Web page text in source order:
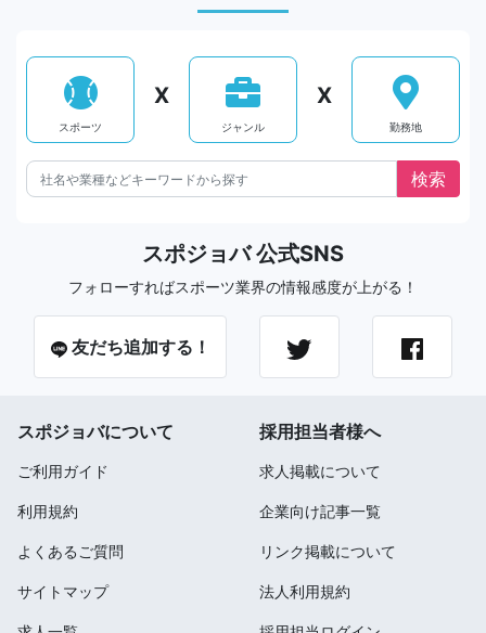
スポーツ
X
ジャンル
X
勤務地
スポジョバ 公式SNS
フォローすればスポーツ業界の情報感度が上がる！
友だち追加する！
スポジョバについて
ご利用ガイド
利用規約
よくあるご質問
サイトマップ
採用担当者様へ
求人掲載について
企業向け記事一覧
リンク掲載について
法人利用規約